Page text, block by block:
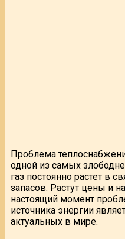
Проблема
одной из самых
газ постоянно растет в
запасов. Растут цены и
настоящий момент
источника энергии
актуальных в мире.